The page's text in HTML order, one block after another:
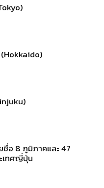
(Hokkaido)
อ 8 ภูมิภาคและ 47
เทศญี่ปุ่น